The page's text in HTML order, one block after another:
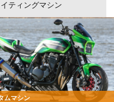
ティングマシン
ムマシン